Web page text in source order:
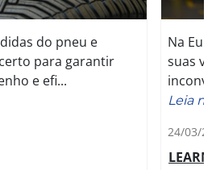
do pneu e
para garantir
e efi...
Na
suas
Leia
24/03/